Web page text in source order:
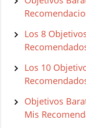
Los 8
Los 10
Objetivos
Mis